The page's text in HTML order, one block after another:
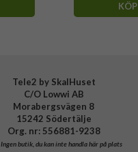
KÖP
Tele2 by SkalHuset
C/O Lowwi AB
Morabergsvägen 8
15242 Södertälje
Org. nr: 556881-9238
Ingen butik, du kan inte handla här på plats